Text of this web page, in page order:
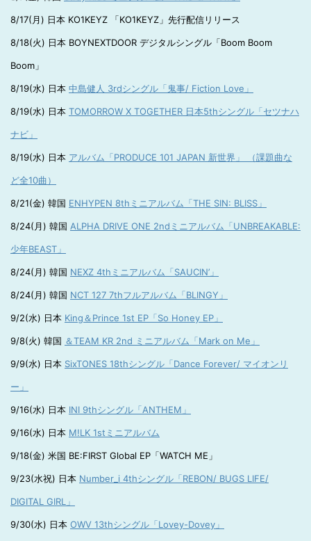
8/17(月) 日本 KO1KEYZ 「KO1KEYZ」先行配信リリース
8/18(火) 日本 BOYNEXTDOOR デジタルシングル「Boom Boom
Boom」
8/19(水) 日本 中島健人 3rdシングル「鬼事/ Fiction Love」
8/19(水) 日本 TOMORROW X TOGETHER 日本5thシングル「セツナハ
ナビ」
8/19(水) 日本 アルバム「PRODUCE 101 JAPAN 新世界」 （課題曲な
ど全10曲）
8/21(金) 韓国 ENHYPEN 8thミニアルバム「THE SIN: BLISS」
8/24(月) 韓国 ALPHA DRIVE ONE 2ndミニアルバム「UNBREAKABLE:
少年BEAST」
8/24(月) 韓国 NEXZ 4thミニアルバム「SAUCIN’」
8/24(月) 韓国 NCT 127 7thフルアルバム「BLINGY」
9/2(水) 日本 King＆Prince 1st EP「So Honey EP」
9/8(火) 韓国 ＆TEAM KR 2nd ミニアルバム「Mark on Me」
9/9(水) 日本 SixTONES 18thシングル「Dance Forever/ マイオンリ
ー」
9/16(水) 日本 INI 9thシングル「ANTHEM」
9/16(水) 日本 M!LK 1stミニアルバム
9/18(金) 米国 BE:FIRST Global EP「WATCH ME」
9/23(水祝) 日本 Number_i 4thシングル「REBON/ BUGS LIFE/
DIGITAL GIRL」
9/30(水) 日本 OWV 13thシングル「Lovey-Dovey」